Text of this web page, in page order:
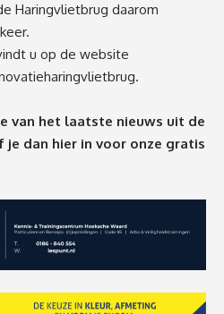
Haringvlietbrug daarom
u op de website
van het laatste nieuws uit de
je dan hier in voor onze gratis